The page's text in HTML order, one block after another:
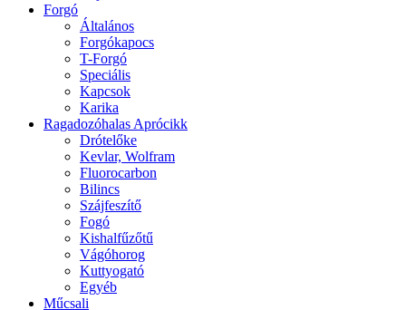
Forgó
Általános
Forgókapocs
T-Forgó
Speciális
Kapcsok
Karika
Ragadozóhalas Aprócikk
Drótelőke
Kevlar, Wolfram
Fluorocarbon
Bilincs
Szájfeszítő
Fogó
Kishalfűzőtű
Vágóhorog
Kuttyogató
Egyéb
Műcsali